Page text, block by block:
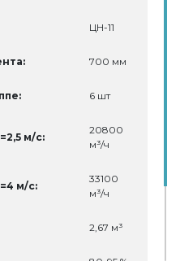
ЦН-11
700 мм
6 шт
м/с:
20800
м³/ч
м/с:
33100
м³/ч
2,67 м³
80-95 %